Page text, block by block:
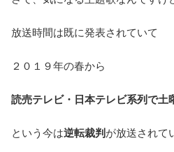
放送時間は既に発表されていて
２０１９年の春から
読売テレビ・日本テレビ系列で土
という今は逆転裁判 が放送されて